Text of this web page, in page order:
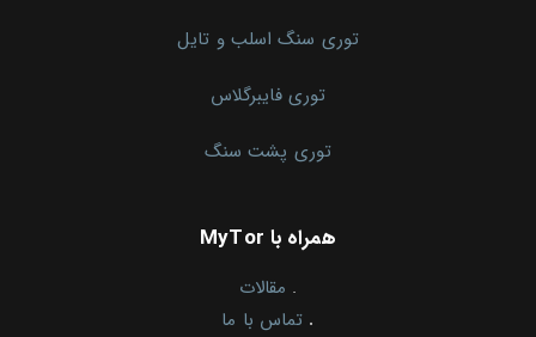
توری سنگ اسلب و تایل
توری فایبرگلاس
توری پشت سنگ
همراه با MyTor
. مقالات
. تماس با ما